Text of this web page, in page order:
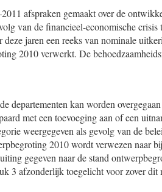
afspraken gemaakt over de
van de financieel-economische
jaren een reeks van nominale
2010 verwerkt. De
departementen kan worden
met een toevoeging aan of een
weergegeven als gevolg van de
2010 wordt verwezen naar
gegeven naar de stand
3 afzonderlijk toegelicht voor zover dit